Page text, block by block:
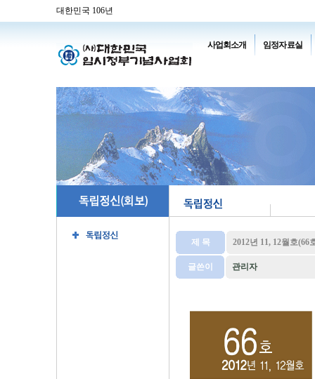
대한민국 106년
사업회소개 임정자료실
제 목 2012년 11, 12월호(66
글쓴이 관리자